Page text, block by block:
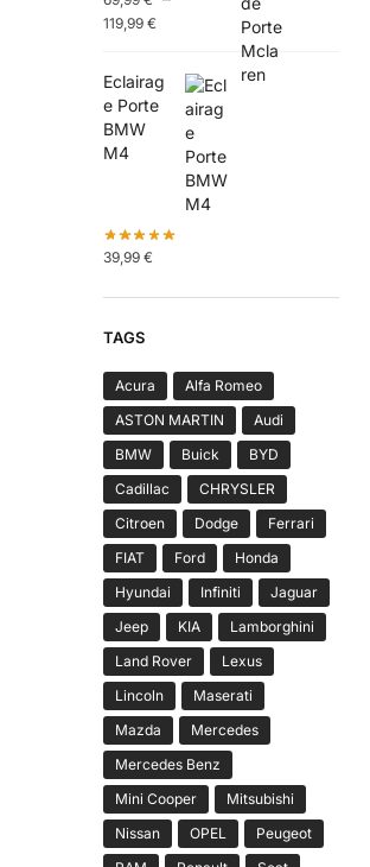
119,99 €
Eclairag
e Porte
BMW
M4
39,99 €
TAGS
Acura
Alfa Romeo
ASTON MARTIN
Audi
BMW
Buick
BYD
Cadillac
CHRYSLER
Citroen
Dodge
Ferrari
FIAT
Ford
Honda
Hyundai
Infiniti
Jaguar
Jeep
KIA
Lamborghini
Land Rover
Lexus
Lincoln
Maserati
Mazda
Mercedes
Mercedes Benz
Mini Cooper
Mitsubishi
Nissan
OPEL
Peugeot